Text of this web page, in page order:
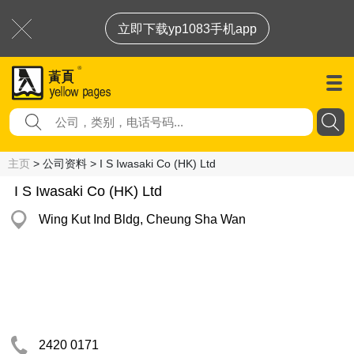
立即下载yp1083手机app
主页 > 公司资料 > I S Iwasaki Co (HK) Ltd
I S Iwasaki Co (HK) Ltd
Wing Kut Ind Bldg, Cheung Sha Wan
2420 0171